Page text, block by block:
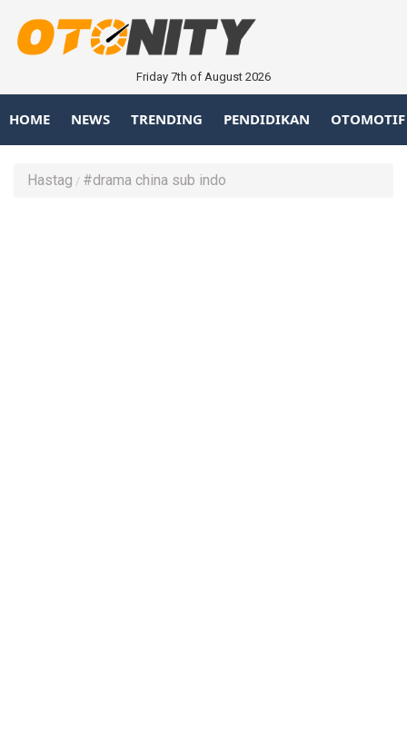
Friday 7th of August 2026
HOME NEWS TRENDING PENDIDIKAN OTOMOTIF
Hastag #drama china sub indo